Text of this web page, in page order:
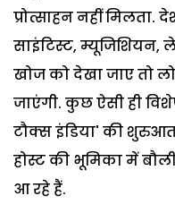
प्रोत्साहन नहीं मिलता.
साइंटिस्ट,
खोज को देखा जाए तो
जाएंगी. कुछ ऐसी ही
टौक्स इंडिया' की
होस्ट की भूमिका में
आ रहे हैं.